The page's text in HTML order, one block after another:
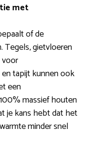
met
of de
Tegels, gietvloeren
en tapijt kunnen ook
een
massief houten
je kans hebt dat het
minder snel